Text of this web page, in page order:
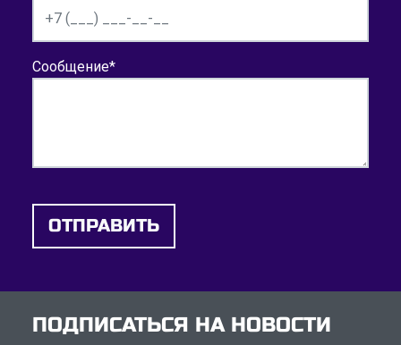
Сообщение*
ОТПРАВИТЬ
ПОДПИСАТЬСЯ НА НОВОСТИ